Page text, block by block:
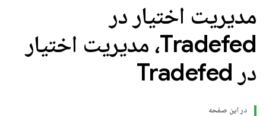
مدیریت اختیار در
Tradefed، مدیریت اختیار
در Tradefed
در این صفحه